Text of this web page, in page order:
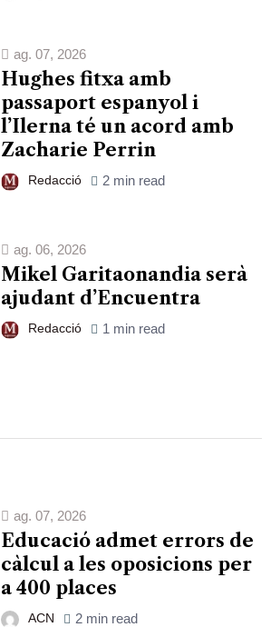
ag. 07, 2026
Hughes fitxa amb
passaport espanyol i
l’Ilerna té un acord amb
Zacharie Perrin
Redacció 2 min read
ag. 06, 2026
Mikel Garitaonandia serà
ajudant d’Encuentra
Redacció 1 min read
ag. 07, 2026
Educació admet errors de
càlcul a les oposicions per
a 400 places
ACN 2 min read